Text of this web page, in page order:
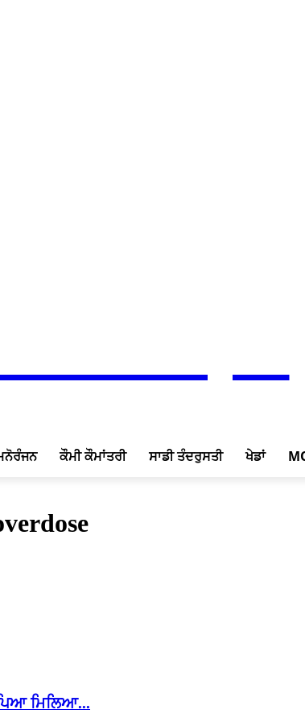
ਕੌਮੀ ਕੌਮਾਂਤਰੀ ਸਾਡੀ ਤੰਦਰੁਸਤੀ ਖੇਡਾਂ
ਮਿਲਿਆ...